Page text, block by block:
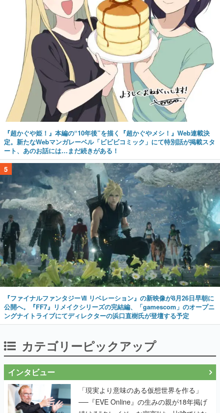
『超かぐや姫！』本編の“10年後”を描く『超かぐやメシ！』Web連載決
定。新たなWebマンガレーベル「ビビビコミック」にて特別話が掲載スタ
ート、あのお話には…まだ続きがある！
5
『ファイナルファンタジーⅦ リベレーション』の新映像が8月26日早朝に
公開へ。『FF7』リメイクシリーズの完結編、「gamescom」のオープニ
ングナイトライブにてディレクターの浜口直樹氏が登壇する予定
カテゴリーピックアップ
インタビュー
「現実より意味のある仮想世界を作る」
──『EVE Online』の生みの親が18年掲げ